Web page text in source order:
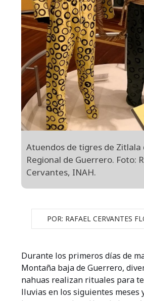
Atuendos de tigres de Zitlala
Regional de Guerrero. Foto:
Cervantes, INAH.
POR: RAFAEL CERVANTES
Durante los primeros días de
Montaña baja de Guerrero,
nahuas realizan rituales para
lluvias en los siguientes meses